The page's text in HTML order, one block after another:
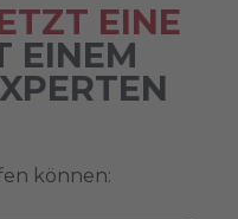
EINE
EINEM
können: